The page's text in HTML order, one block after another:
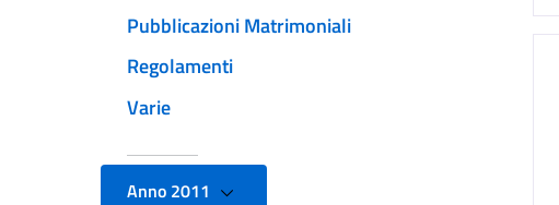
Pubblicazioni Matrimoniali
Regolamenti
Varie
Anno 2011